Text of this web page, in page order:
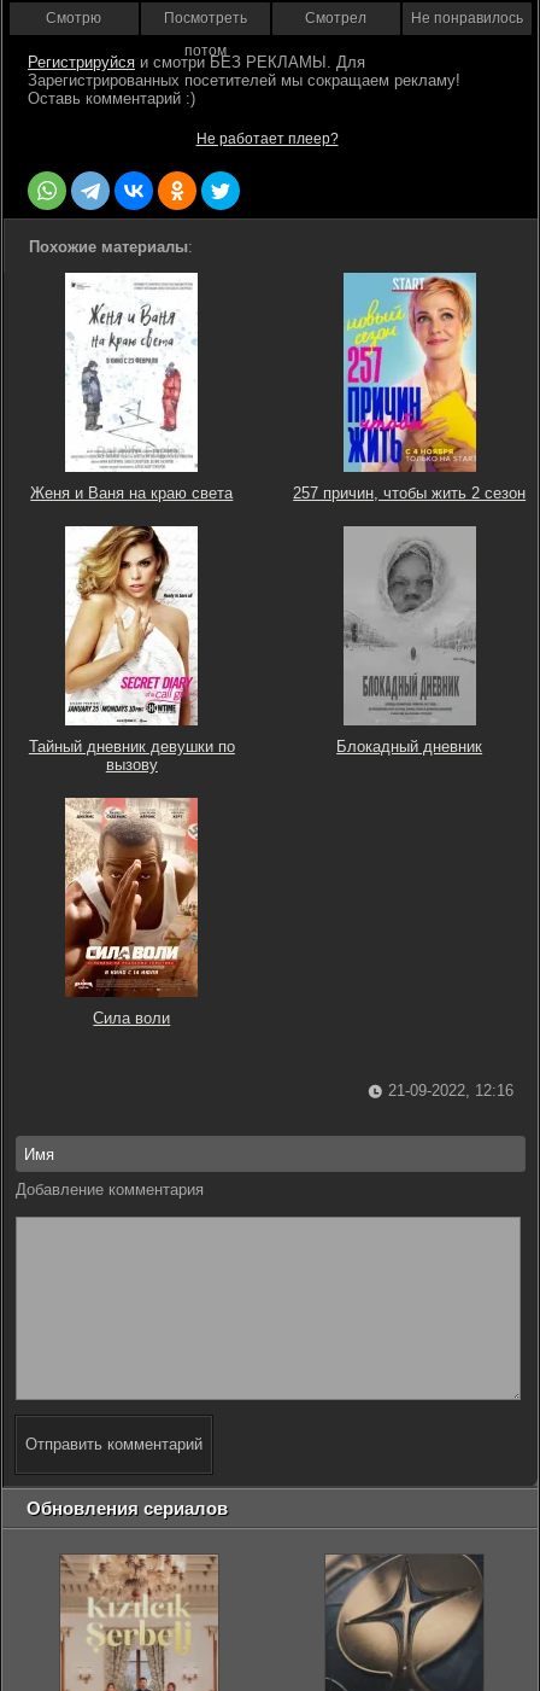
Смотрю
Посмотреть
потом
Смотрел Не понравилось
Регистрируйся
Не работает плеер?
Похожие материалы:
Женя и Ваня на краю света 257 причин, чтобы жить 2 сезон
Тайный дневник девушки по
вызову
Блокадный дневник
Сила воли
21-09-2022, 12:16
Добавление комментария
Отправить комментарий
Обновления сериалов